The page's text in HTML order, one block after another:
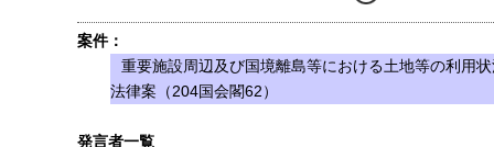
案件：
重要施設周辺及び国境離島等における土地等の利用
法律案（204国会閣62）
発言者一覧